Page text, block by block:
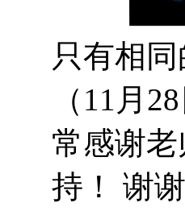
只有相
（11月
常感谢
持！ 谢